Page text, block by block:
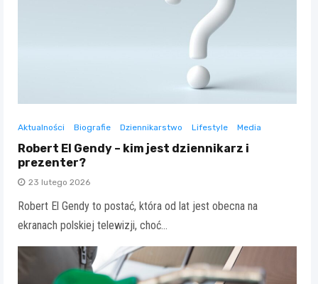
Aktualności Biografie Dziennikarstwo Lifestyle Media
Robert El Gendy – kim jest dziennikarz i
prezenter?
23 lutego 2026
Robert El Gendy to postać, która od lat jest obecna na
ekranach polskiej telewizji, choć…